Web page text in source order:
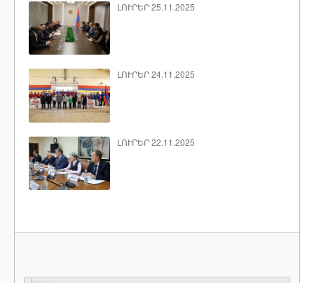
ԼՈՒՐԵՐ 25.11.2025
ԼՈՒՐԵՐ 24.11.2025
ԼՈՒՐԵՐ 22.11.2025